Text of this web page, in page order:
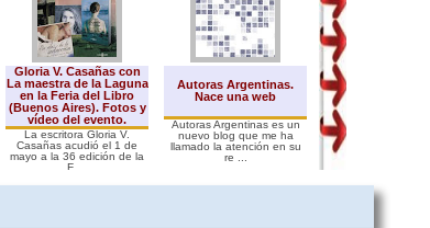
Gloria V. Casañas con
La maestra de la Laguna
en la Feria del Libro
(Buenos Aires). Fotos y
vídeo del evento.
La escritora Gloria V.
Casañas acudió el 1 de
mayo a la 36 edición de la
F ...
Autoras Argentinas.
Nace una web
Autoras Argentinas es un
nuevo blog que me ha
llamado la atención en su
re ...
Cronología
Argentina 1870 -
Con motivo del
que publicará la
Gloria Casañas